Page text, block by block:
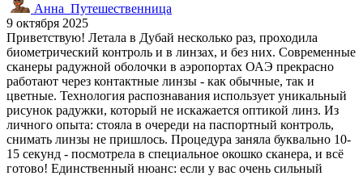
Анна_Путешественница
9 октября 2025
Приветствую! Летала в Дубай несколько раз, проходила
биометрический контроль и в линзах, и без них. Современные
сканеры радужной оболочки в аэропортах ОАЭ прекрасно
работают через контактные линзы - как обычные, так и
цветные. Технология распознавания использует уникальный
рисунок радужки, который не искажается оптикой линз. Из
личного опыта: стояла в очереди на паспортный контроль,
снимать линзы не пришлось. Процедура заняла буквально 10-
15 секунд - посмотрела в специальное окошко сканера, и всё
готово! Единственный нюанс: если у вас очень сильный